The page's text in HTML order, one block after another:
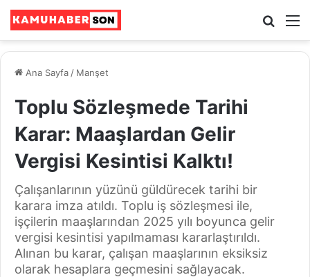
Ara
Ana Sayfa / Manşet
Toplu Sözleşmede Tarihi
Karar: Maaşlardan Gelir
Vergisi Kesintisi Kalktı!
Çalışanlarının yüzünü güldürecek tarihi bir
karara imza atıldı. Toplu iş sözleşmesi ile,
işçilerin maaşlarından 2025 yılı boyunca gelir
vergisi kesintisi yapılmaması kararlaştırıldı.
Alınan bu karar, çalışan maaşlarının eksiksiz
olarak hesaplara geçmesini sağlayacak.